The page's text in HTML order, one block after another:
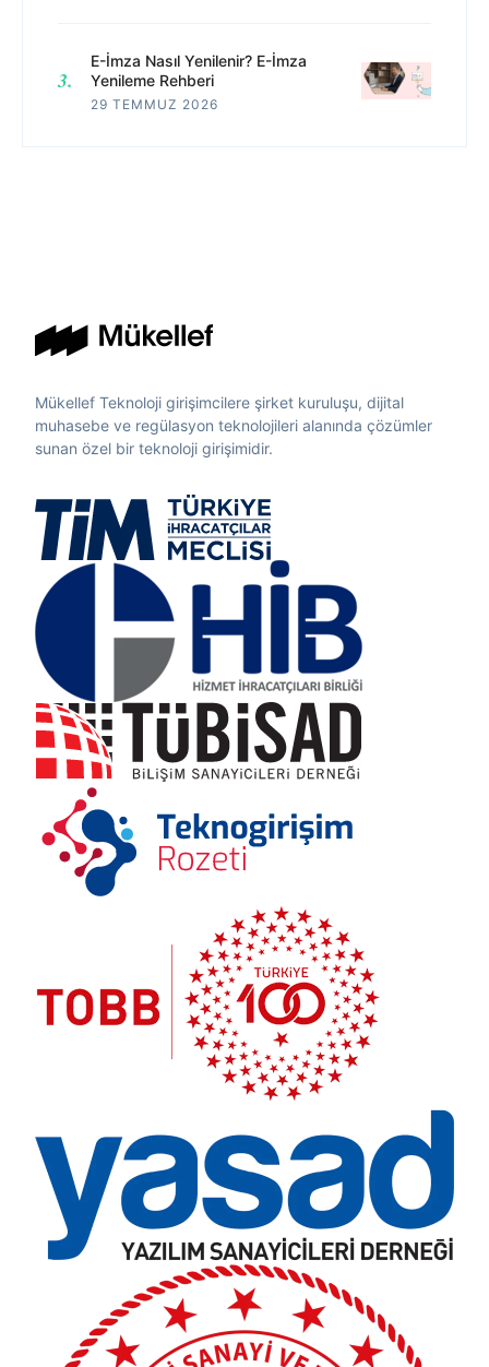
E-İmza Nasıl Yenilenir? E-İmza
Yenileme Rehberi
29 TEMMUZ 2026
Mükellef Teknoloji girişimcilere şirket kuruluşu, dijital
muhasebe ve regülasyon teknolojileri alanında çözümler
sunan özel bir teknoloji girişimidir.